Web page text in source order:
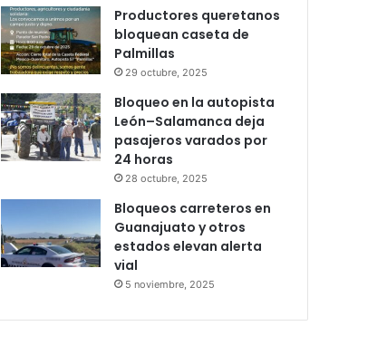
Productores queretanos
bloquean caseta de
Palmillas
29 octubre, 2025
Bloqueo en la autopista
León–Salamanca deja
pasajeros varados por
24 horas
28 octubre, 2025
Bloqueos carreteros en
Guanajuato y otros
estados elevan alerta
vial
5 noviembre, 2025